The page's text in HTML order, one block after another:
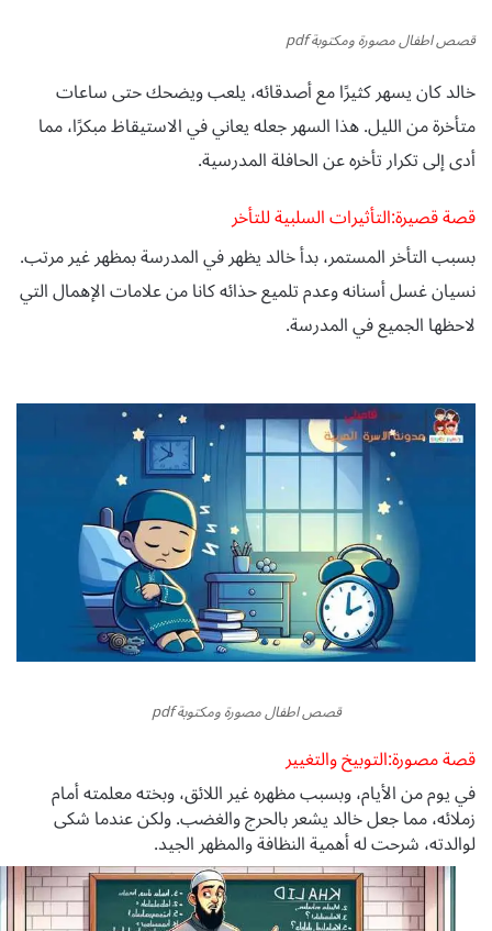
قصص اطفال مصورة ومكتوبة pdf
خالد كان يسهر كثيرًا مع أصدقائه، يلعب ويضحك حتى ساعات
متأخرة من الليل. هذا السهر جعله يعاني في الاستيقاظ مبكرًا، مما
أدى إلى تكرار تأخره عن الحافلة المدرسية.
قصة قصيرة:التأثيرات السلبية للتأخر
بسبب التأخر المستمر، بدأ خالد يظهر في المدرسة بمظهر غير مرتب.
نسيان غسل أسنانه وعدم تلميع حذائه كانا من علامات الإهمال التي
لاحظها الجميع في المدرسة.
قصص اطفال مصورة ومكتوبة pdf
قصة مصورة:التوبيخ والتغيير
في يوم من الأيام، وبسبب مظهره غير اللائق، وبخته معلمته أمام
زملائه، مما جعل خالد يشعر بالحرج والغضب. ولكن عندما شكى
لوالدته، شرحت له أهمية النظافة والمظهر الجيد.